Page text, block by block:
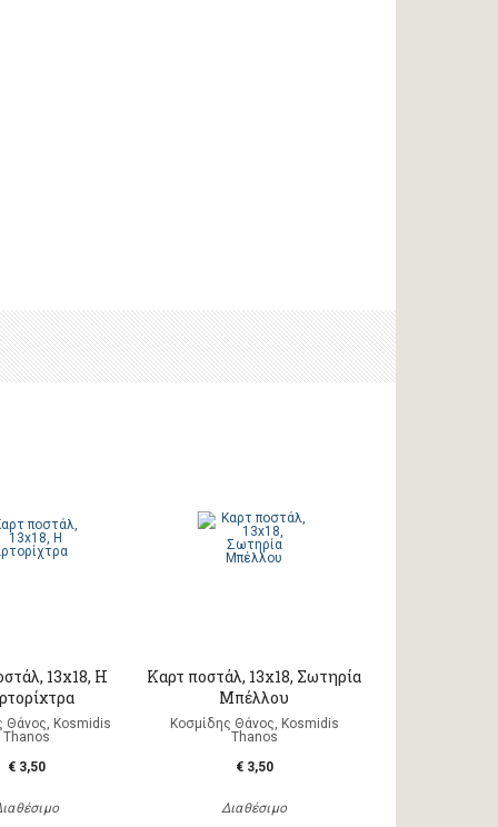
13x18, Η
Θάνος, Kosmidis
Thanos
€ 3,50
Καρτ ποστάλ, 13x18, Σωτηρία
Μπέλλου
Κοσμίδης Θάνος, Kosmidis
Thanos
€ 3,50
Διαθέσιμο